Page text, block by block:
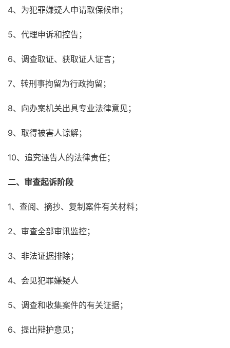
4、为犯罪嫌疑人申请取保候审；
5、代理申诉和控告；
6、调查取证、获取证人证言；
7、转刑事拘留为行政拘留；
8、向办案机关出具专业法律意见；
9、取得被害人谅解；
10、追究诬告人的法律责任；
二、审查起诉阶段
1、查阅、摘抄、复制案件有关材料；
2、审查全部审讯监控；
3、非法证据排除；
4、会见犯罪嫌疑人
5、调查和收集案件的有关证据；
6、提出辩护意见；